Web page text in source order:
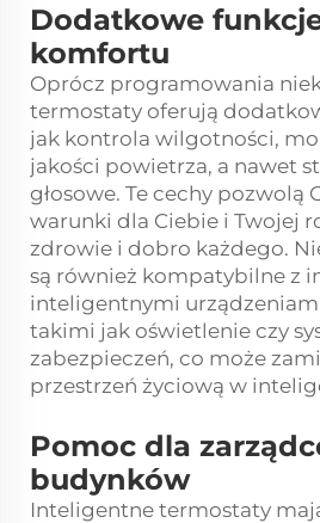
Dodatkowe
komfortu
Oprócz programowania
termostaty oferują
jak kontrola wilgotności,
jakości powietrza, a nawet
głosowe. Te cechy pozwolą
warunki dla Ciebie i Twojej
zdrowie i dobro każdego.
są również kompatybilne z
inteligentnymi
takimi jak oświetlenie czy
zabezpieczeń, co może
przestrzeń życiową w
Pomoc dla
budynków
Inteligentne termostaty